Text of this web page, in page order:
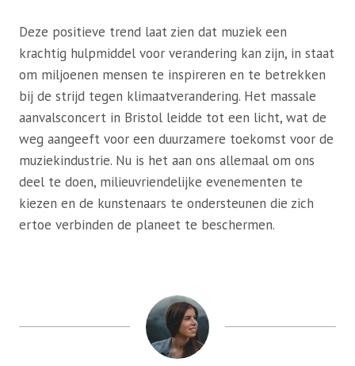
Deze positieve trend laat zien dat muziek een
krachtig hulpmiddel voor verandering kan zijn, in staat
om miljoenen mensen te inspireren en te betrekken
bij de strijd tegen klimaatverandering. Het massale
aanvalsconcert in Bristol leidde tot een licht, wat de
weg aangeeft voor een duurzamere toekomst voor de
muziekindustrie. Nu is het aan ons allemaal om ons
deel te doen, milieuvriendelijke evenementen te
kiezen en de kunstenaars te ondersteunen die zich
ertoe verbinden de planeet te beschermen.